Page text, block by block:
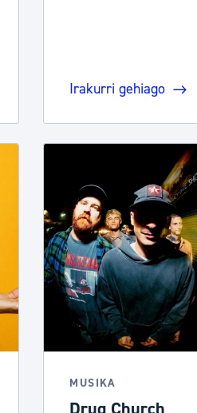
Irakurri gehiago
MUSIKA